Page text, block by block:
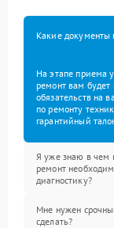
Какие документы
На этапе приема
ремонт вам будет
обязательств на
по ремонту
гарантийный
Я уже знаю в чем
ремонт
диагностику?
Мне нужен
сделать?